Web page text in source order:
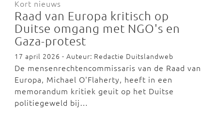
Kort nieuws
Raad van Europa kritisch op
Duitse omgang met NGO's en
Gaza-protest
17 april 2026 - Auteur: Redactie Duitslandweb
De mensenrechtencommissaris van de Raad van
Europa, Michael O'Flaherty, heeft in een
memorandum kritiek geuit op het Duitse
politiegeweld bij…